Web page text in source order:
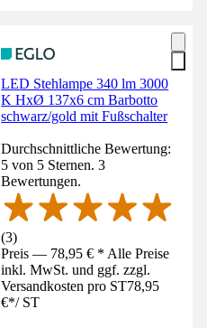
LED Stehlampe 340 lm 3000
K HxØ 137x6 cm Barbotto
schwarz/gold mit Fußschalter
Durchschnittliche Bewertung:
5 von 5 Sternen. 3
Bewertungen.
(3)
Preis — 78,95 € * Alle Preise
inkl. MwSt. und ggf. zzgl.
Versandkosten pro ST78,95
€*/ ST